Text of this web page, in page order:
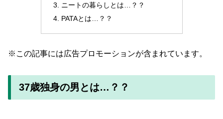
ニートの暮らしとは…？？
PATAとは…？？
※この記事には広告プロモーションが含まれています。
37歳独身の男とは…？？